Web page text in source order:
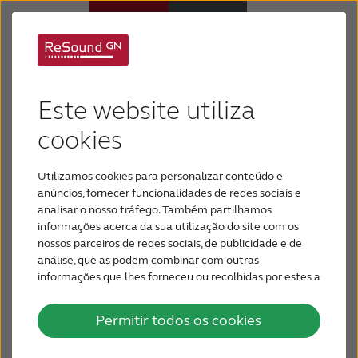
Este website utiliza
cookies
Utilizamos cookies para personalizar conteúdo e
anúncios, fornecer funcionalidades de redes sociais e
analisar o nosso tráfego. Também partilhamos
informações acerca da sua utilização do site com os
nossos parceiros de redes sociais, de publicidade e de
análise, que as podem combinar com outras
informações que lhes forneceu ou recolhidas por estes a
Permitir todos os cookies
Perda Auditiva
Por que ReSound
Suporte & Cuidado
PARA PROFISSIONAIS
BRASIL
interno?
corpo, mas seu papel na audição é crítico.
onde células e nervos processam o som e enviam-
no para o cérebro.Muita perda de audição
relacionada à idade ocorre na orelha interna,
porque essas células e nervos importantes se
deterioram com a idade.O ouvido interno também